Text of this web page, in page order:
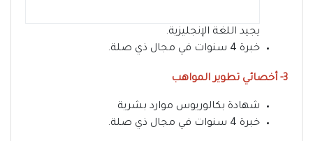
يجيد اللغة الإنجليزية.
خبرة 4 سنوات في مجال ذي صلة.
3- أخصائي تطوير المواهب
شهادة بكالوريوس موارد بشرية
خبرة 4 سنوات في مجال ذي صلة.